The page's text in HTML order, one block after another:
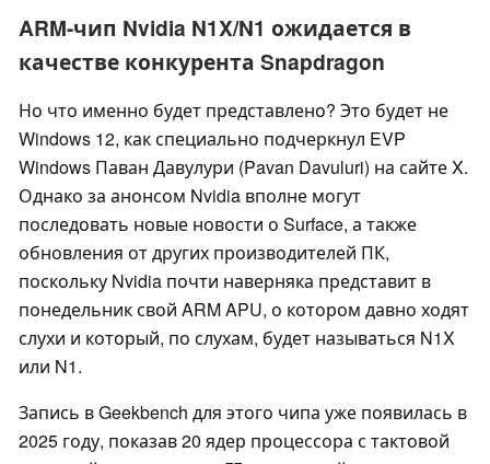
ARM-чип Nvidia N1X/N1 ожидается в
качестве конкурента Snapdragon
Но что именно будет представлено? Это будет не
Windows 12, как специально подчеркнул EVP
Windows Паван Давулури (Pavan Davuluri) на сайте X.
Однако за анонсом Nvidia вполне могут
последовать новые новости о Surface, а также
обновления от других производителей ПК,
поскольку Nvidia почти наверняка представит в
понедельник свой ARM APU, о котором давно ходят
слухи и который, по слухам, будет называться N1X
или N1.
Запись в Geekbench для этого чипа уже появилась в
2025 году, показав 20 ядер процессора с тактовой